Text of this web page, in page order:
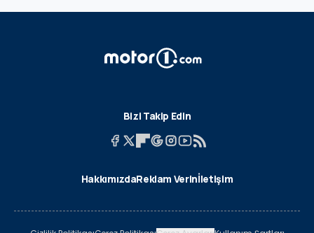
Bizi Takip Edin
HakkımızdaReklam Verinİletişim